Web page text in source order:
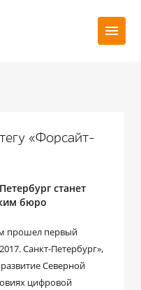
«Форсайт-
станет
бюро
прошел первый
Санкт-Петербург»,
Северной
цифровой